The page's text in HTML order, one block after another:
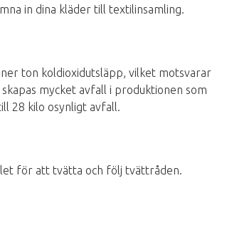
in dina kläder till textilinsamling.
ton koldioxidutsläpp, vilket motsvarar
mycket avfall i produktionen som
28 kilo osynligt avfall.
för att tvätta och följ tvättråden.